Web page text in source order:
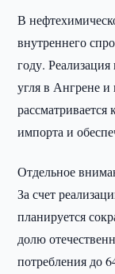
В
внутреннего
году.
угля в Ангрене и
импорта и
Отдельное
За счет
планируется
долю
потребления до